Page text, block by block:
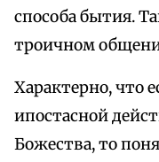
способа бытия.
троичном
Характерно, что
ипостасной
Божества, то